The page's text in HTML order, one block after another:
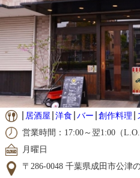
居酒屋 洋食 バー 創作料理
営業時間：17:00～翌1:00（
月曜日
〒286-0048 千葉県成田市公津